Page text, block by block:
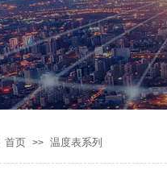
首页 >> 温度表系列